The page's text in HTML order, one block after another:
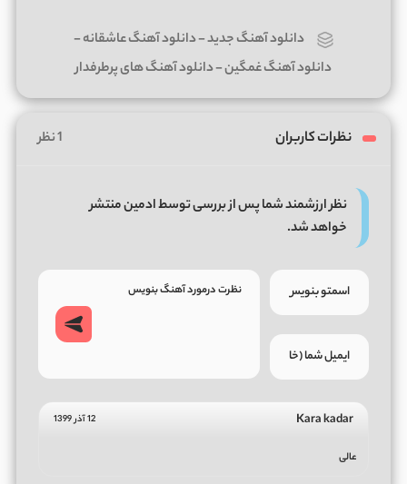
دانلود آهنگ جدید-دانلود آهنگ عاشقانه-
دانلود آهنگ غمگین-دانلود آهنگ های پرطرفدار
نظرات کاربران 1 نظر
نظر ارزشمند شما پس از بررسی توسط ادمین منتشر
خواهد شد.
Kara kadar 12 آذر 1399
عالی